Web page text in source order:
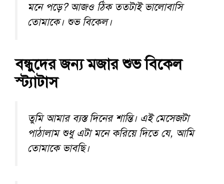
মনে পড়ে? আজও ঠিক ততটাই ভালোবাসি
তোমাকে। শুভ বিকেল।
বন্ধুদের জন্য মজার শুভ বিকেল
স্ট্যাটাস
তুমি আমার ব্যস্ত দিনের শান্তি। এই মেসেজটা
পাঠালাম শুধু এটা মনে করিয়ে দিতে যে, আমি
তোমাকে ভাবছি।